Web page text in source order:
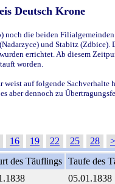
Deutsch Krone
die beiden
und Stabitz
errichtet. Ab diesem
worden.
weist auf folgende
dennoch zu
16 19 22 25 28
des Täuflings Taufe des
05.01.1838